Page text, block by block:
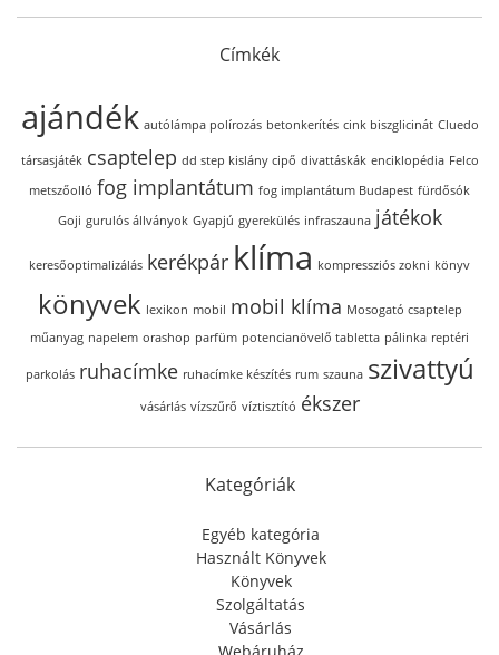
Címkék
ajándék autólámpa polírozás betonkerítés cink biszglicinát Cluedo
társasjáték csaptelep dd step kislány cipő divattáskák enciklopédia Felco
metszőolló fog implantátum fog implantátum Budapest fürdősók
Goji gurulós állványok Gyapjú gyerekülés infraszauna játékok
keresőoptimalizálás kerékpár klíma kompressziós zokni könyv
könyvek lexikon mobil mobil klíma Mosogató csaptelep
műanyag napelem orashop parfüm potencianövelő tabletta pálinka reptéri
parkolás ruhacímke ruhacímke készítés rum szauna szivattyú
vásárlás vízszűrő víztisztító ékszer
Kategóriák
Egyéb kategória
Használt Könyvek
Könyvek
Szolgáltatás
Vásárlás
Webáruház